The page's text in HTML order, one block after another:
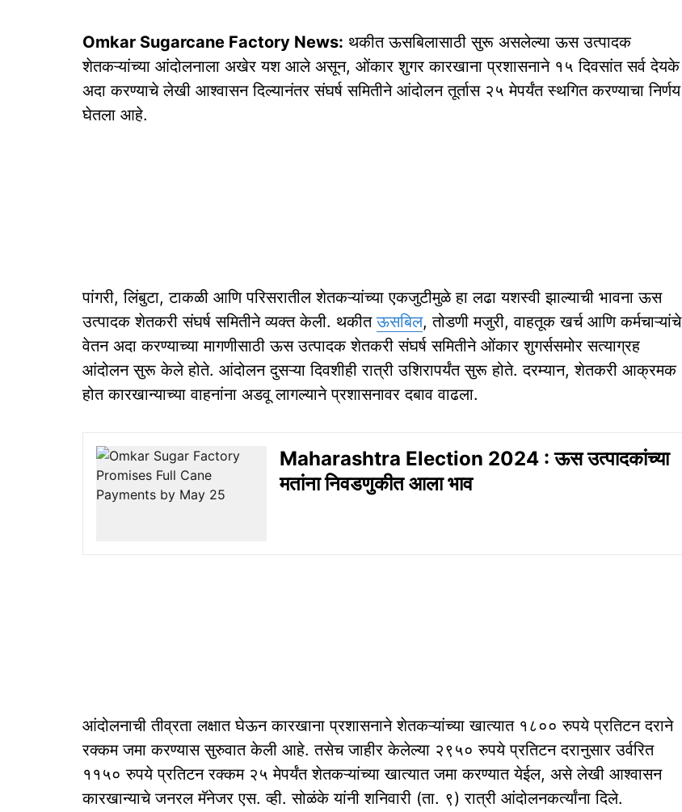
Omkar Sugarcane Factory News: थकीत ऊसबिलासाठी सुरू असलेल्या ऊस उत्पादक
शेतकऱ्यांच्या आंदोलनाला अखेर यश आले असून, ओंकार शुगर कारखाना प्रशासनाने १५ दिवसांत सर्व देयके
अदा करण्याचे लेखी आश्वासन दिल्यानंतर संघर्ष समितीने आंदोलन तूर्तास २५ मेपर्यंत स्थगित करण्याचा निर्णय
घेतला आहे.
पांगरी, लिंबुटा, टाकळी आणि परिसरातील शेतकऱ्यांच्या एकजुटीमुळे हा लढा यशस्वी झाल्याची भावना ऊस
उत्पादक शेतकरी संघर्ष समितीने व्यक्त केली. थकीतऊसबिल, तोडणी मजुरी, वाहतूक खर्च आणि कर्मचाऱ्यांचे
वेतन अदा करण्याच्या मागणीसाठी ऊस उत्पादक शेतकरी संघर्ष समितीने ओंकार शुगर्ससमोर सत्याग्रह
आंदोलन सुरू केले होते. आंदोलन दुसऱ्या दिवशीही रात्री उशिरापर्यंत सुरू होते. दरम्यान, शेतकरी आक्रमक
होत कारखान्याच्या वाहनांना अडवू लागल्याने प्रशासनावर दबाव वाढला.
Maharashtra Election 2024 : ऊस उत्पादकांच्या
मतांना निवडणुकीत आला भाव
आंदोलनाची तीव्रता लक्षात घेऊन कारखाना प्रशासनाने शेतकऱ्यांच्या खात्यात १८०० रुपये प्रतिटन दराने
रक्कम जमा करण्यास सुरुवात केली आहे. तसेच जाहीर केलेल्या २९५० रुपये प्रतिटन दरानुसार उर्वरित
११५० रुपये प्रतिटन रक्कम २५ मेपर्यंत शेतकऱ्यांच्या खात्यात जमा करण्यात येईल, असे लेखी आश्वासन
कारखान्याचे जनरल मॅनेजर एस. व्ही. सोळंके यांनी शनिवारी (ता. ९) रात्री आंदोलनकर्त्यांना दिले.